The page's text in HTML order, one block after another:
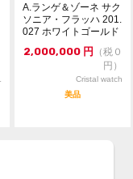
A.ランゲ＆ゾーネ サク
ソニア・フラッハ 201.
027 ホワイトゴールド
2,000,000 円 （税０
円）
Cristal watch
美品